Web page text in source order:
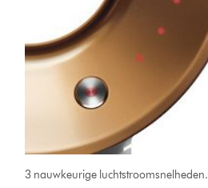
3 nauwkeurige luchtstroomsnelheden.